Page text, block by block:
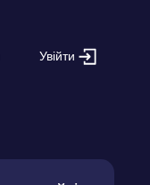
Увійти